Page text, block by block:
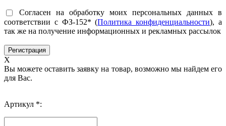
Согласен на обработку моих персональных данных в
соответствии с ФЗ-152* (Политика конфиденциальности), а
так же на получение информационных и рекламных рассылок
X
Вы можете оставить заявку на товар, возможно мы найдем его
для Вас.
Артикул *: